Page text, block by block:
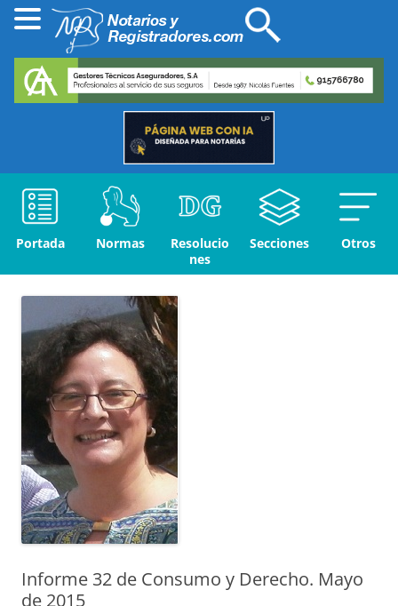
Portada Normas
Resolucio
nes
Secciones Otros
Informe 32 de Consumo y Derecho. Mayo
de 2015